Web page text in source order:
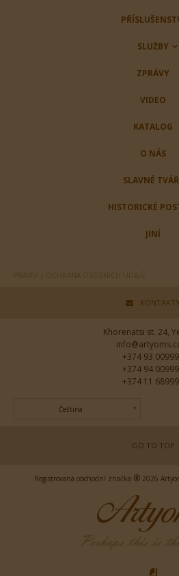
SLUŽBY
ZPRÁVY
VIDEO
KATALOG
O NÁS
SLAVNÉ
HISTORICKÉ
JINÍ
PRÁVNÍ | OCHRANA OSOBNÍCH ÚDAJŮ
KONTAKTY
Khorenatsi st. 24,
+374 93
+374 94
+374 11
Čeština
GO TO TOP
Registrovaná obchodní značka ®2026